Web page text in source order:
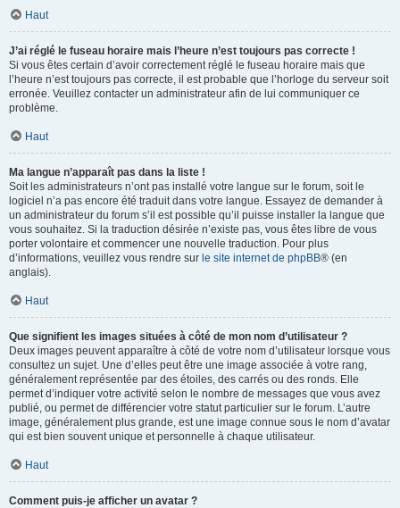
Haut
J’ai réglé le fuseau horaire mais l’heure n’est toujours pas correcte !
Si vous êtes certain d’avoir correctement réglé le fuseau horaire mais que
l’heure n’est toujours pas correcte, il est probable que l’horloge du serveur soit
erronée. Veuillez contacter un administrateur afin de lui communiquer ce
problème.
Haut
Ma langue n’apparaît pas dans la liste !
Soit les administrateurs n’ont pas installé votre langue sur le forum, soit le
logiciel n’a pas encore été traduit dans votre langue. Essayez de demander à
un administrateur du forum s’il est possible qu’il puisse installer la langue que
vous souhaitez. Si la traduction désirée n’existe pas, vous êtes libre de vous
porter volontaire et commencer une nouvelle traduction. Pour plus
d’informations, veuillez vous rendre sur le site internet de phpBB® (en
anglais).
Haut
Que signifient les images situées à côté de mon nom d’utilisateur ?
Deux images peuvent apparaître à côté de votre nom d’utilisateur lorsque vous
consultez un sujet. Une d’elles peut être une image associée à votre rang,
généralement représentée par des étoiles, des carrés ou des ronds. Elle
permet d’indiquer votre activité selon le nombre de messages que vous avez
publié, ou permet de différencier votre statut particulier sur le forum. L’autre
image, généralement plus grande, est une image connue sous le nom d’avatar
qui est bien souvent unique et personnelle à chaque utilisateur.
Haut
Comment puis-je afficher un avatar ?